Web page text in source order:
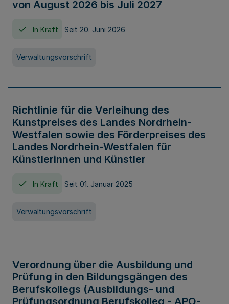
von August 2026 bis Juli 2027
In Kraft Seit 20. Juni 2026
Verwaltungsvorschrift
Richtlinie für die Verleihung des
Kunstpreises des Landes Nordrhein-
Westfalen sowie des Förderpreises des
Landes Nordrhein-Westfalen für
Künstlerinnen und Künstler
In Kraft Seit 01. Januar 2025
Verwaltungsvorschrift
Verordnung über die Ausbildung und
Prüfung in den Bildungsgängen des
Berufskollegs (Ausbildungs- und
Prüfungsordnung Berufskolleg - APO-